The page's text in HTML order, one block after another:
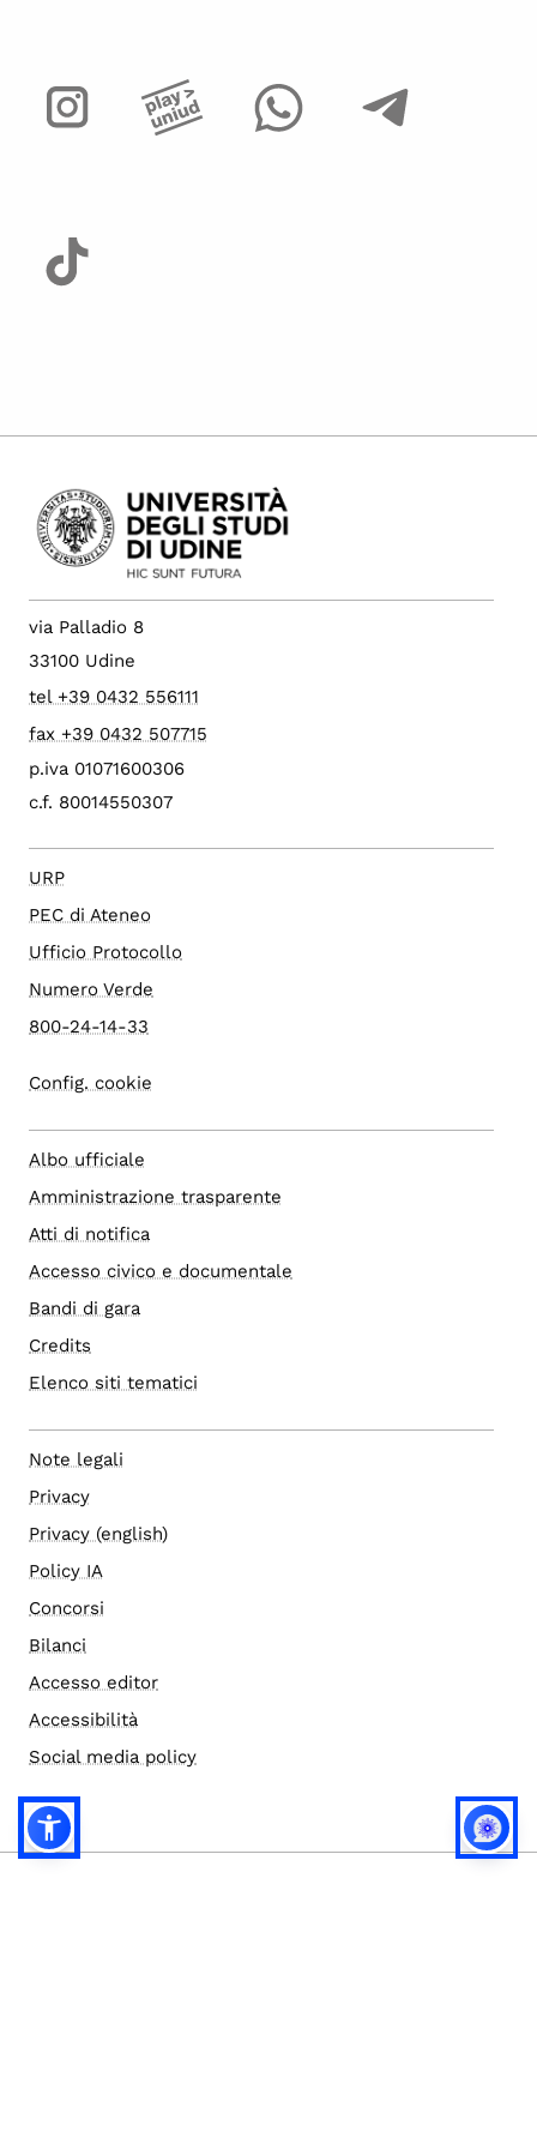
via Palladio 8
33100 Udine
tel +39 0432 556111
fax +39 0432 507715
p.iva 01071600306
c.f. 80014550307
URP
PEC di Ateneo
Ufficio Protocollo
Numero Verde
800-24-14-33
Config. cookie
Albo ufficiale
Amministrazione trasparente
Atti di notifica
Accesso civico e documentale
Bandi di gara
Credits
Elenco siti tematici
Note legali
Privacy
Privacy (english)
Policy IA
Concorsi
Bilanci
Accesso editor
Accessibilità
Social media policy